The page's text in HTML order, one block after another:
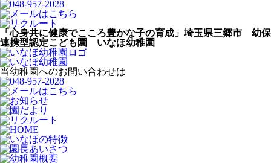
「心身共に健康でこころ豊かな子の育成」埼玉県三郷市 幼保
連携型認定こども園 いなほ幼稚園
当幼稚園へのお問い合わせは